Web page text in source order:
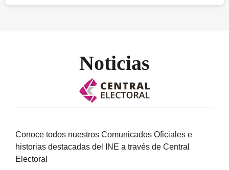
Noticias
Conoce todos nuestros Comunicados Oficiales e
historias destacadas del INE a través de Central
Electoral